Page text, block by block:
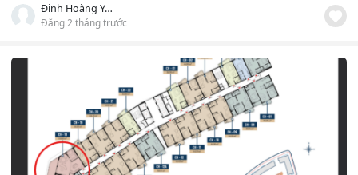
Đinh Hoàng Yến Anh
Đăng 2 tháng trước